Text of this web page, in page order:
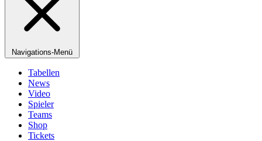
Navigations-Menü
Tabellen
News
Video
Spieler
Teams
Shop
Tickets